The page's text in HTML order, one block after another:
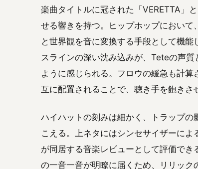
楽曲タイトルに冠された「VERETTA」
せる響きを持つ。ヒップホップにおい
と世界観を音に変換する手段として機
スラインの深い沈み込みが、Teteの声
ように感じられる。フロウの緩急も計
互に配置されることで、聴き手を飽きさ
ハイハットの刻みは細かく、トラップ
こえる。上ネタにはシンセサイザーに
が同居する音楽レビューとして評価で
の一音一音が明瞭に届くため、リリッ